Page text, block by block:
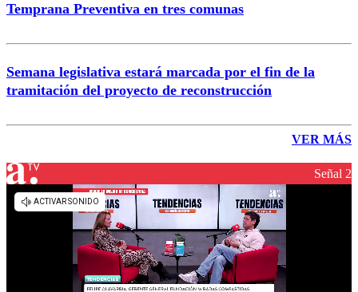
Temprana Preventiva en tres comunas
Semana legislativa estará marcada por el fin de la
tramitación del proyecto de reconstrucción
VER MÁS
Señal 2